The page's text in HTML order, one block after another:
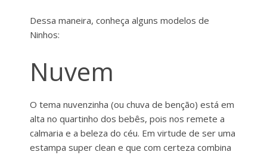
Dessa maneira, conheça alguns modelos de
Ninhos:
Nuvem
O tema nuvenzinha (ou chuva de benção) está em
alta no quartinho dos bebês, pois nos remete a
calmaria e a beleza do céu. Em virtude de ser uma
estampa super clean e que com certeza combina